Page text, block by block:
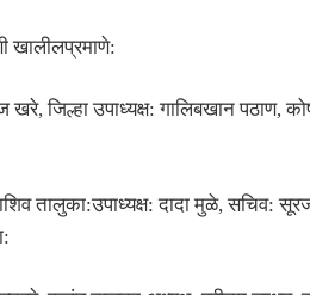
खालीलप्रमाणे:
खरे, जिल्हा उपाध्यक्ष: गालिबखान पठाण,
तालुका:उपाध्यक्ष: दादा मुळे,